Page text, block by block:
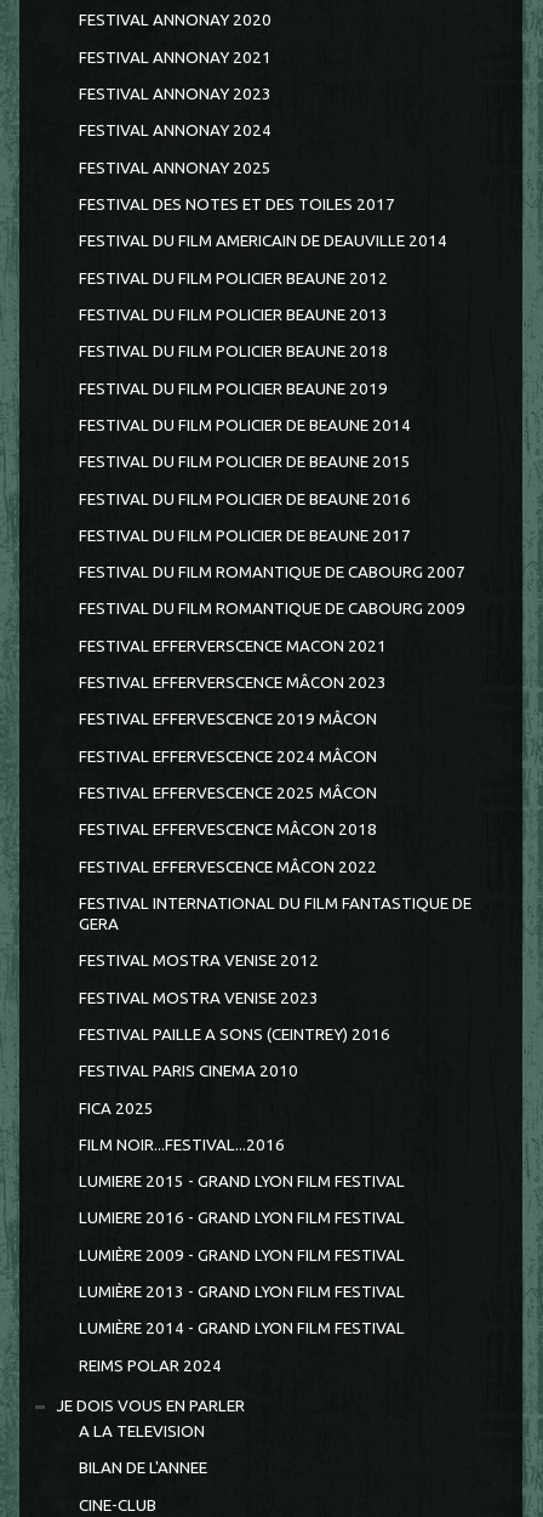
FESTIVAL ANNONAY 2020
FESTIVAL ANNONAY 2021
FESTIVAL ANNONAY 2023
FESTIVAL ANNONAY 2024
FESTIVAL ANNONAY 2025
FESTIVAL DES NOTES ET DES TOILES 2017
FESTIVAL DU FILM AMERICAIN DE DEAUVILLE 2014
FESTIVAL DU FILM POLICIER BEAUNE 2012
FESTIVAL DU FILM POLICIER BEAUNE 2013
FESTIVAL DU FILM POLICIER BEAUNE 2018
FESTIVAL DU FILM POLICIER BEAUNE 2019
FESTIVAL DU FILM POLICIER DE BEAUNE 2014
FESTIVAL DU FILM POLICIER DE BEAUNE 2015
FESTIVAL DU FILM POLICIER DE BEAUNE 2016
FESTIVAL DU FILM POLICIER DE BEAUNE 2017
FESTIVAL DU FILM ROMANTIQUE DE CABOURG 2007
FESTIVAL DU FILM ROMANTIQUE DE CABOURG 2009
FESTIVAL EFFERVERSCENCE MACON 2021
FESTIVAL EFFERVERSCENCE MÂCON 2023
FESTIVAL EFFERVESCENCE 2019 MÂCON
FESTIVAL EFFERVESCENCE 2024 MÂCON
FESTIVAL EFFERVESCENCE 2025 MÂCON
FESTIVAL EFFERVESCENCE MÂCON 2018
FESTIVAL EFFERVESCENCE MÂCON 2022
FESTIVAL INTERNATIONAL DU FILM FANTASTIQUE DE
GERA
FESTIVAL MOSTRA VENISE 2012
FESTIVAL MOSTRA VENISE 2023
FESTIVAL PAILLE A SONS (CEINTREY) 2016
FESTIVAL PARIS CINEMA 2010
FICA 2025
FILM NOIR...FESTIVAL...2016
LUMIERE 2015 - GRAND LYON FILM FESTIVAL
LUMIERE 2016 - GRAND LYON FILM FESTIVAL
LUMIÈRE 2009 - GRAND LYON FILM FESTIVAL
LUMIÈRE 2013 - GRAND LYON FILM FESTIVAL
LUMIÈRE 2014 - GRAND LYON FILM FESTIVAL
REIMS POLAR 2024
JE DOIS VOUS EN PARLER
A LA TELEVISION
BILAN DE L'ANNEE
CINE-CLUB